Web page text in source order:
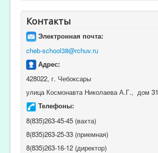
Контакты
Электронная почта:
cheb-school38@rchuv.ru
Адрес:
428022, г. Чебоксары
улица Космонавта Николаева А.Г., дом 31
Телефоны:
8(835)263-45-45 (вахта)
8(835)263-25-33 (приемная)
8(835)263-16-12 (директор)